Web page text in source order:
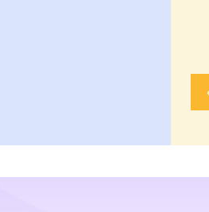
年人要展開訴訟，該怎麼辦？
票(originating summons)展開